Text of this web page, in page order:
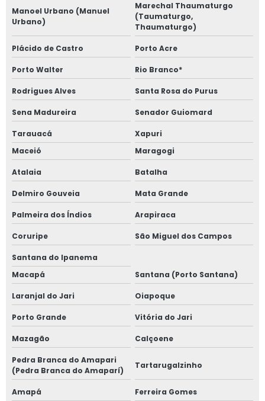
Manoel Urbano (Manuel
Urbano)
Marechal Thaumaturgo
(Taumaturgo,
Thaumaturgo)
Plácido de Castro Porto Acre
Porto Walter Rio Branco*
Rodrigues Alves Santa Rosa do Purus
Sena Madureira Senador Guiomard
Tarauacá
Xapuri
Maceió
Maragogi
Atalaia Batalha
Delmiro Gouveia Mata Grande
Palmeira dos Índios Arapiraca
Coruripe São Miguel dos Campos
Santana do Ipanema
Macapá
Santana (Porto Santana)
Laranjal do Jari Oiapoque
Porto Grande Vitória do Jari
Mazagão Calçoene
Pedra Branca do Amapari
(Pedra Branca do Amaparí)
Tartarugalzinho
Amapá Ferreira Gomes